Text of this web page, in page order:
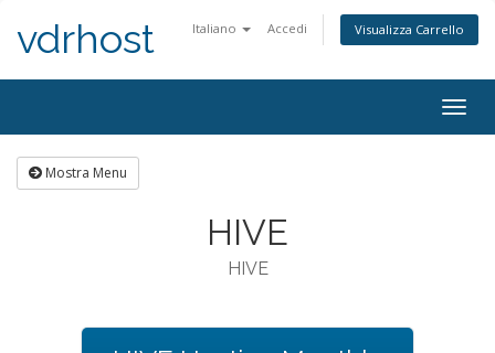
Italiano Accedi Visualizza Carrello
vdrhost
Mostra Menu
HIVE
HIVE